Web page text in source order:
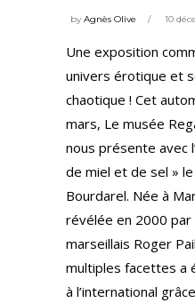
byAgnès Olive 10
Une exposition
univers érotique et
chaotique ! Cet
mars, Le musée
nous présente avec
de miel et de sel »
Bourdarel. Née à
révélée en 2000
marseillais Roger
multiples facettes a
à l’international